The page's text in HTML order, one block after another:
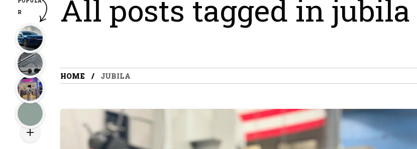
All posts tagged in jubila
HOME JUBILA
R